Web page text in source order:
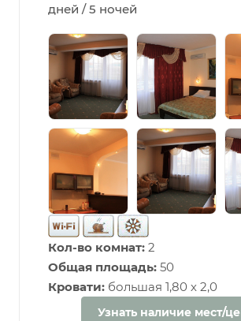
дней / 5 ночей
Кол-во комнат: 2
Общая площадь: 50
Кровати: большая 1,80 х 2,0
Узнать наличие мест/